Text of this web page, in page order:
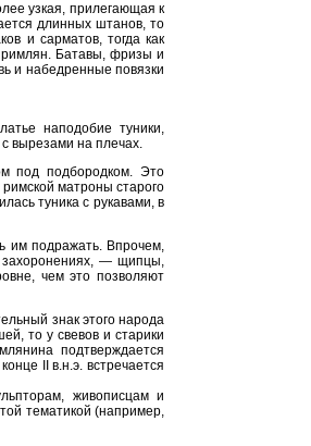
узкая, прилегающая к
длинных штанов, то
и сарматов, тогда как
Батавы, фризы и
и набедренные повязки
наподобие туники,
вырезами на плечах.
под подбородком. Это
матроны старого
туника с рукавами, в
им подражать. Впрочем,
захоронениях, — щипцы,
чем это позволяют
знак этого народа
то у свевов и старики
подтверждается
II в.н.э. встречается
живописцам и
тематикой (например,